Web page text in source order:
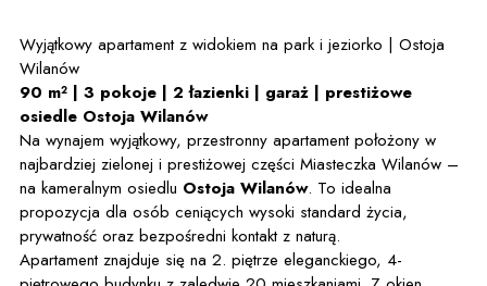
Wyjątkowy apartament z widokiem na park i jeziorko | Ostoja
Wilanów
90 m² | 3 pokoje | 2 łazienki | garaż | prestiżowe
osiedle Ostoja Wilanów
Na wynajem wyjątkowy, przestronny apartament położony w
najbardziej zielonej i prestiżowej części Miasteczka Wilanów –
na kameralnym osiedlu Ostoja Wilanów. To idealna
propozycja dla osób ceniących wysoki standard życia,
prywatność oraz bezpośredni kontakt z naturą.
Apartament znajduje się na 2. piętrze eleganckiego, 4-